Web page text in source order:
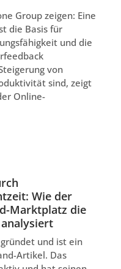
Group zeigen: Eine
die Basis für
und die
von
sind, zeigt
Online-
Wie der
Marktplatz die
und ist ein
Artikel. Das